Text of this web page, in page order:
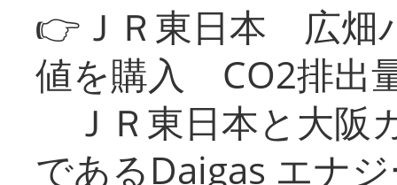
👉ＪＲ東日本 広畑
値を購入 CO2排出
ＪＲ東日本と大阪
であるDaigas エナ